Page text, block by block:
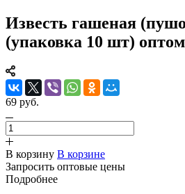
Известь гашеная
(упаковка 10 шт) оптом
69 руб.
В корзину В корзине
Запросить оптовые цены
Подробнее